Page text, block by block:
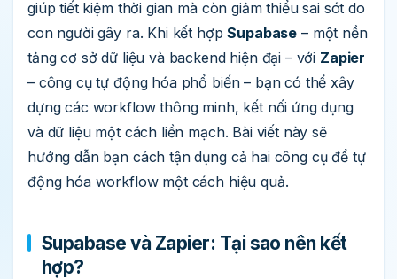
giúp tiết kiệm thời gian mà còn giảm thiểu sai sót do
con người gây ra. Khi kết hợpSupabase – một nền
tảng cơ sở dữ liệu và backend hiện đại – với Zapier
– công cụ tự động hóa phổ biến – bạn có thể xây
dựng các workflow thông minh, kết nối ứng dụng
và dữ liệu một cách liền mạch. Bài viết này sẽ
hướng dẫn bạn cách tận dụng cả hai công cụ để tự
động hóa workflow một cách hiệu quả.
Supabase và Zapier: Tại sao nên kết
hợp?